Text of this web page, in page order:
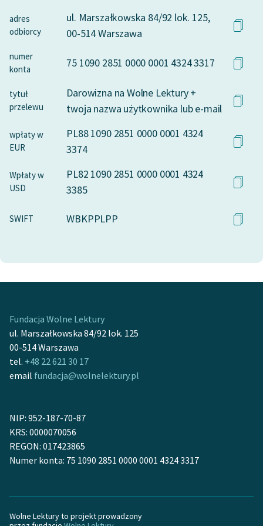
adres
odbiorcy
ul. Marszałkowska 84/92 lok. 125,
00-514 Warszawa
numer
konta
75 1090 2851 0000 0001 4324 3317
tytuł
przelewu
Darowizna na Wolne Lektury +
twoja nazwa użytkownika lub e-mail
wpłaty w
EUR
PL88 1090 2851 0000 0001 4324
3374
Wpłaty w
USD
PL82 1090 2851 0000 0001 4324
3385
SWIFT WBKPPLPP
Fundacja Wolne Lektury
ul. Marszałkowska 84/92 lok. 125
00-514 Warszawa
tel. +48 22 621 30 17
email fundacja@wolnelektury.pl
NIP: 952-187-70-87
KRS: 0000070056
REGON: 017423865
Numer konta: 75 1090 2851 0000 0001 4324 3317
Wolne Lektury to projekt prowadzony